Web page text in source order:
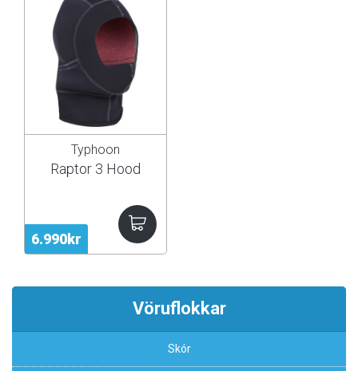
6.990kr
Typhoon
Raptor 3 Hood
Vöruflokkar
Skór